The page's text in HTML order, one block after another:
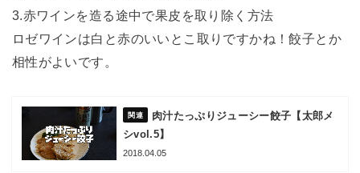
3.赤ワインを造る途中で果皮を取り除く方法
ロゼワインは白と赤のいいとこ取りですかね！餃子とか
相性がよいです。
肉汁たっぷりジューシー餃子【太郎メ
シvol.5】
2018.04.05